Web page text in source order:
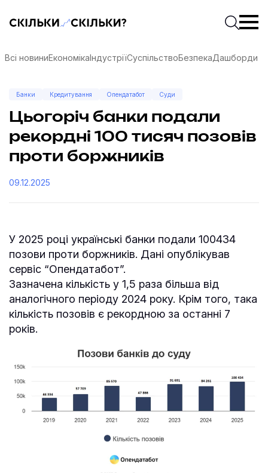
Скільки-скільки? — Медіа про суспільні даніПочати
Всі новиниЕкономікаІндустріїСуспільствоБезпекаДашборди
Банки Кредитування Опендатабот Суди
Цьогоріч банки подали
рекордні 100 тисяч позовів
проти боржників
09.12.2025
У 2025 році українські банки подали 100434
позови проти боржників. Дані опублікував
сервіс “Опендатабот”.
Зазначена кількість у 1,5 раза більша від
аналогічного періоду 2024 року. Крім того, така
кількість позовів є рекордною за останні 7
років.